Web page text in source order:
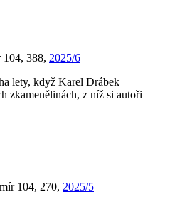
104, 388, 2025/6
lety, když Karel Drábek
zkamenělinách, z níž si autoři
104, 270, 2025/5